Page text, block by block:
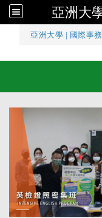
亞洲大
亞洲大學 國際事
亞洲大